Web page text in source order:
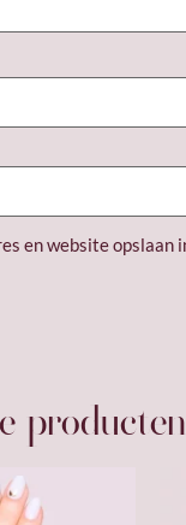
en website opslaan
producten